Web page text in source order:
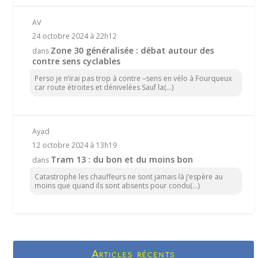
AV
24 octobre 2024 à 22h12
dans Zone 30 généralisée : débat autour des
contre sens cyclables
Perso je n’irai pas trop à contre –sens en vélo à Fourqueux
car route étroites et dénivelées Sauf la(...)
Ayad
12 octobre 2024 à 13h19
dans Tram 13 : du bon et du moins bon
Catastrophe les chauffeurs ne sont jamais là j’espère au
moins que quand ils sont absents pour condu(...)
Articles récents